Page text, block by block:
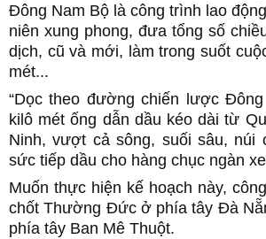
Đông Nam Bộ là công trình lao
niên xung phong, đưa tổng số
dịch, cũ và mới, làm trong suốt
mét...
“Dọc theo đường chiến lược
kilô mét ống dẫn dầu kéo dài từ
Ninh, vượt cả sông, suối sâu, núi
sức tiếp dầu cho hàng chục ngàn
Muốn thực hiện kế hoạch này,
chốt Thường Đức ở phía tây Đà
phía tây Ban Mê Thuột.